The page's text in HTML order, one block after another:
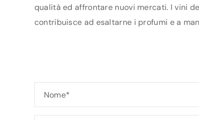
qualità ed affrontare nuovi mercati. I vini
contribuisce ad esaltarne i profumi e a